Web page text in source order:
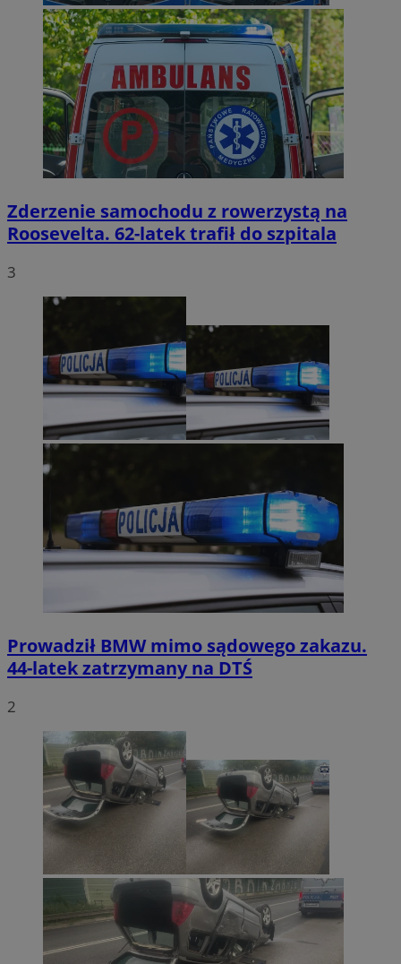
Zderzenie samochodu z rowerzystą na
Roosevelta. 62-latek trafił do szpitala
3
Prowadził BMW mimo sądowego zakazu.
44-latek zatrzymany na DTŚ
2